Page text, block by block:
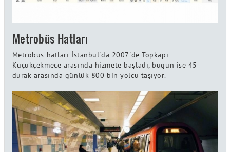
Metrobüs Hatları
Metrobüs hatları İstanbul'da 2007'de Topkapı-
Küçükçekmece arasında hizmete başladı, bugün ise 45
durak arasında günlük 800 bin yolcu taşıyor.